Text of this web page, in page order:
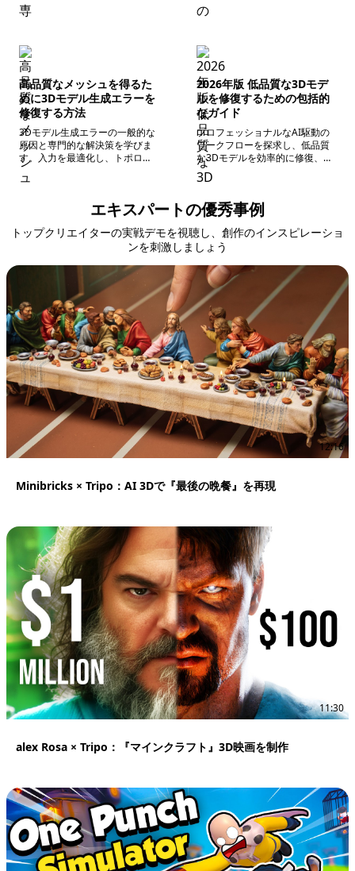
ト、ゲーム開発者、デザイナー
を対象としており、私がどのよ
ます。
断の根本原因と、Tripo AIのよう
な現代のツールがどのように
す。
高品質なメッシュを得るた
めに3Dモデル生成エラーを
修復する方法
3Dモデル生成エラーの一般的な
原因と専門的な解決策を学びま
す。入力を最適化し、トポロジ
問題を解決し、高品質なメッシ
ュを得るためにTripo AIを活用す
2026年版 低品質な3Dモデ
ルを修復するための包括的
なガイド
プロフェッショナルなAI駆動の
ワークフローを探求し、低品質
な3Dモデルを効率的に修復、壊
れたメッシュ、トポロジ問題、
テクスチャマップを解決して、
セットを構築します。
エキスパートの優秀事例
トップクリエイターの実戦デモを視聴し、創作のインスピレーショ
ンを刺激しましょう
12:16
Minibricks × Tripo：AI 3Dで『最後の晩餐』を再現
11:30
alex Rosa × Tripo：『マインクラフト』3D映画を制作